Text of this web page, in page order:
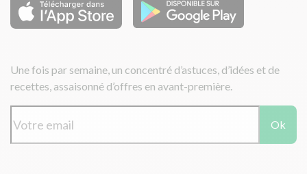
Une fois par semaine, un concentré d’astuces, d’idées et de
recettes, assaisonné d’offres en avant-première.
Ok